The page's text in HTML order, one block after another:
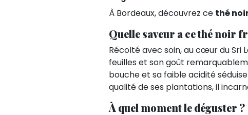
À Bordeaux, découvrez ce thé
Quelle saveur a ce thé noir
Récolté avec soin, au cœur du Sri
feuilles et son goût
bouche et sa faible acidité
qualité de ses plantations, il
À quel moment le déguster ?